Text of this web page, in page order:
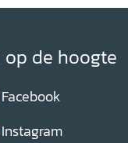
de hoogte
Facebook
Instagram